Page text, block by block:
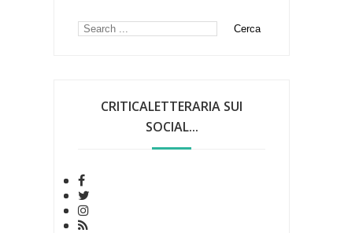
CRITICALETTERARIA SUI
SOCIAL...